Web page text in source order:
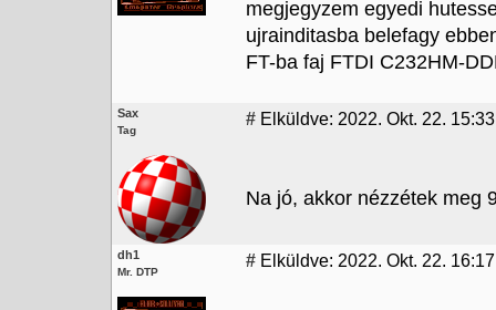
megjegyzem egyedi
ujrainditasba belefagy
FT-ba faj FTDI C232HM-
Sax
Tag
# Elküldve: 2022. Okt. 22. 15:33
Na jó, akkor nézzétek meg
dh1
Mr. DTP
# Elküldve: 2022. Okt. 22. 16:17